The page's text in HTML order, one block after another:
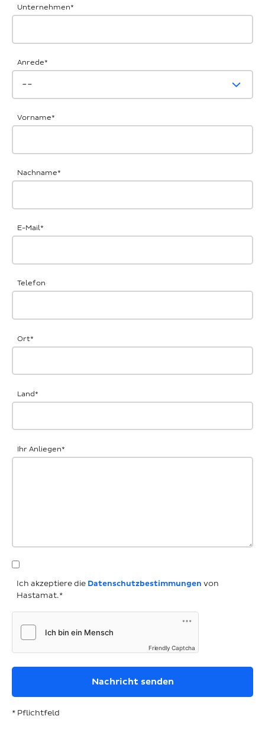
Allgemeine
Anfrage
Unternehmen*
Anrede*
Vorname*
Nachname*
E-Mail*
Telefon
Ort*
Land*
Ihr Anliegen*
Ich akzeptiere die Datenschutzbestimmungen von
Hastamat.*
Friendly Captcha
* Pflichtfeld